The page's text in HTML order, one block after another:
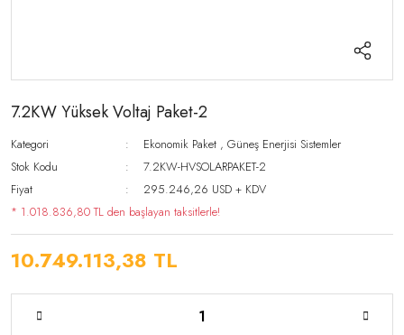
7.2KW Yüksek Voltaj Paket-2
Kategori Ekonomik Paket ,Güneş Enerjisi Sistemler
Stok Kodu
7.2KW-HVSOLARPAKET-2
Fiyat
295.246,26 USD + KDV
* 1.018.836,80 TL den başlayan taksitlerle!
10.749.113,38 TL